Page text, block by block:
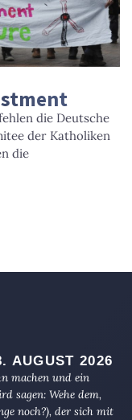
die Deutsche
der Katholiken
die
AUGUST 2026
machen und ein
sagen: Wehe dem,
noch?), der sich mit